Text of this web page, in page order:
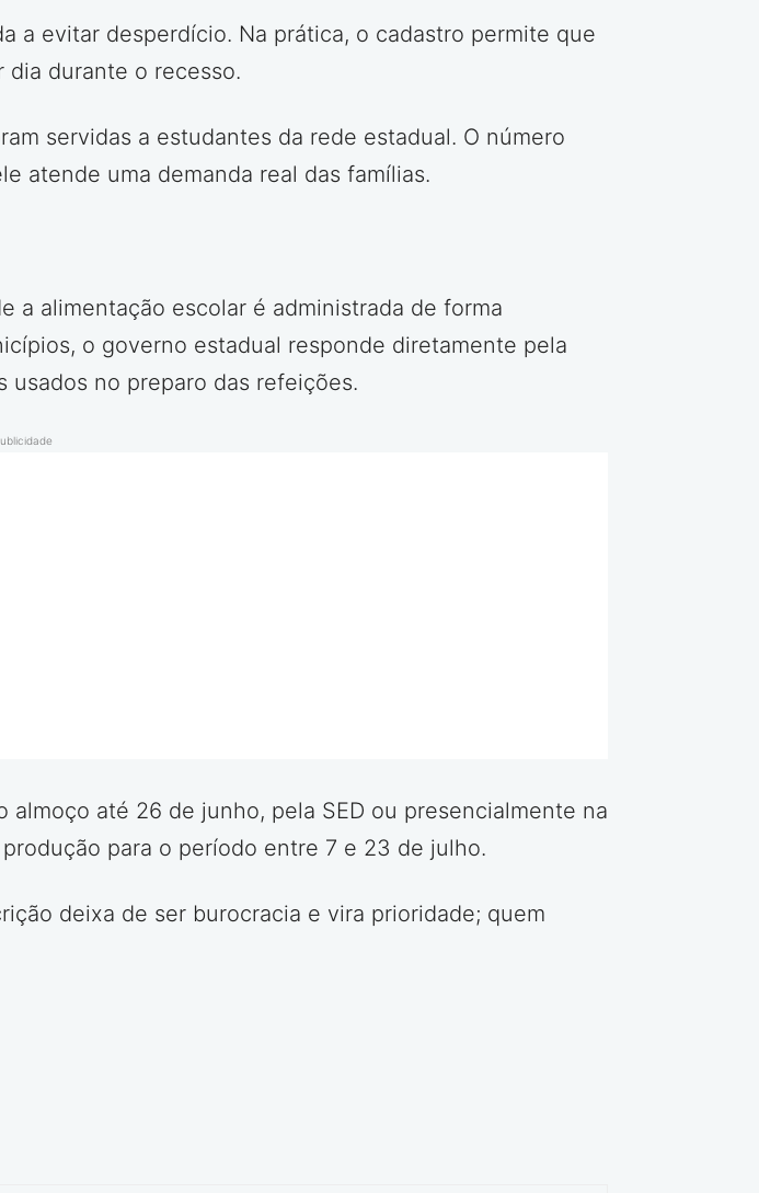
a evitar desperdício. Na prática, o cadastro permite que
dia durante o recesso.
servidas a estudantes da rede estadual. O número
atende uma demanda real das famílias.
a alimentação escolar é administrada de forma
o governo estadual responde diretamente pela
usados no preparo das refeições.
até 26 de junho, pela SED ou presencialmente na
para o período entre 7 e 23 de julho.
deixa de ser burocracia e vira prioridade; quem